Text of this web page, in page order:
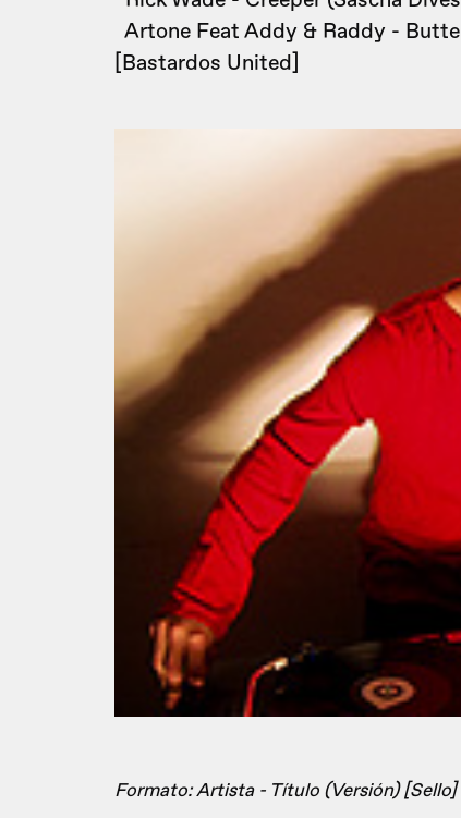
Artone Feat Addy & Raddy -
[Bastardos United]
Formato: Artista - Título (Versión) [Sello]